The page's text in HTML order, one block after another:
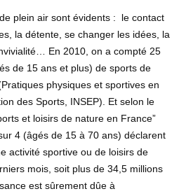
plein air sont évidents : le contact
la détente, se changer les idées, la
En 2010, on a compté 25
de 15 ans et plus) de sports de
Pratiques physiques et sportives en
des Sports, INSEP). Et selon le
et loisirs de nature en France”
4 (âgés de 15 à 70 ans) déclarent
activité sportive ou de loisirs de
mois, soit plus de 34,5 millions
est sûrement dûe à